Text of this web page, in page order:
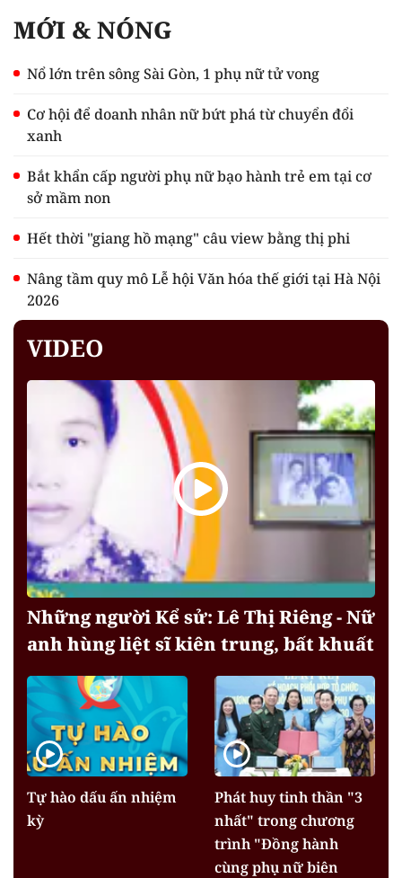
MỚI & NÓNG
Nổ lớn trên sông Sài Gòn, 1 phụ nữ tử vong
Cơ hội để doanh nhân nữ bứt phá từ chuyển đổi
xanh
Bắt khẩn cấp người phụ nữ bạo hành trẻ em tại cơ
sở mầm non
Hết thời "giang hồ mạng" câu view bằng thị phi
Nâng tầm quy mô Lễ hội Văn hóa thế giới tại Hà Nội
2026
VIDEO
Những người Kể sử: Lê Thị Riêng - Nữ
anh hùng liệt sĩ kiên trung, bất khuất
Tự hào dấu ấn nhiệm
kỳ
Phát huy tinh thần "3
nhất" trong chương
trình "Đồng hành
cùng phụ nữ biên